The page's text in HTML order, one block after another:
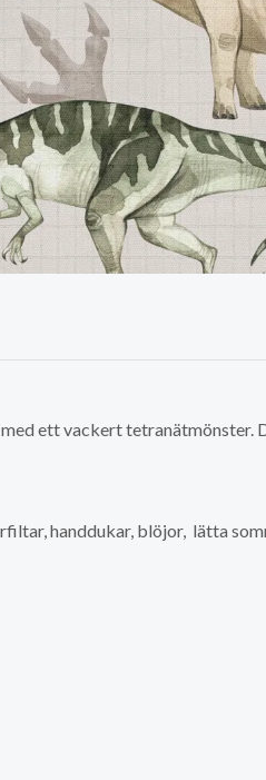
ett vackert tetranätmönster.
handdukar, blöjor, lätta